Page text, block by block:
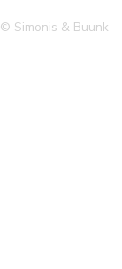
© Simonis & Buunk